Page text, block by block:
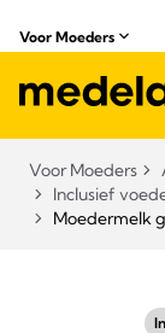
Voor Moeders
Voor Moeders
Inclusief
Moedermelk